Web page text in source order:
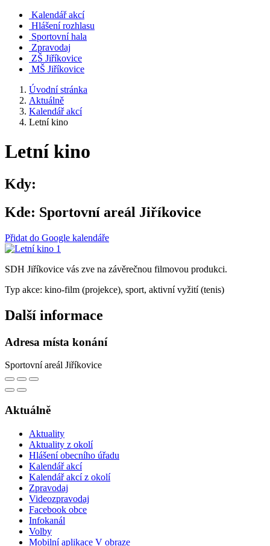
Kalendář akcí
Hlášení rozhlasu
Sportovní hala
Zpravodaj
ZŠ Jiříkovice
MŠ Jiříkovice
Úvodní stránka
Aktuálně
Kalendář akcí
Letní kino
Letní kino
Kdy:
Kde: Sportovní areál Jiříkovice
Přidat do Google kalendáře
SDH Jiříkovice vás zve na závěrečnou filmovou produkci.
Typ akce: kino-film (projekce), sport, aktivní vyžití (tenis)
Další informace
Adresa místa konání
Sportovní areál Jiříkovice
Aktuálně
Aktuality
Aktuality z okolí
Hlášení obecního úřadu
Kalendář akcí
Kalendář akcí z okolí
Zpravodaj
Videozpravodaj
Facebook obce
Infokanál
Volby
Mobilní aplikace V obraze